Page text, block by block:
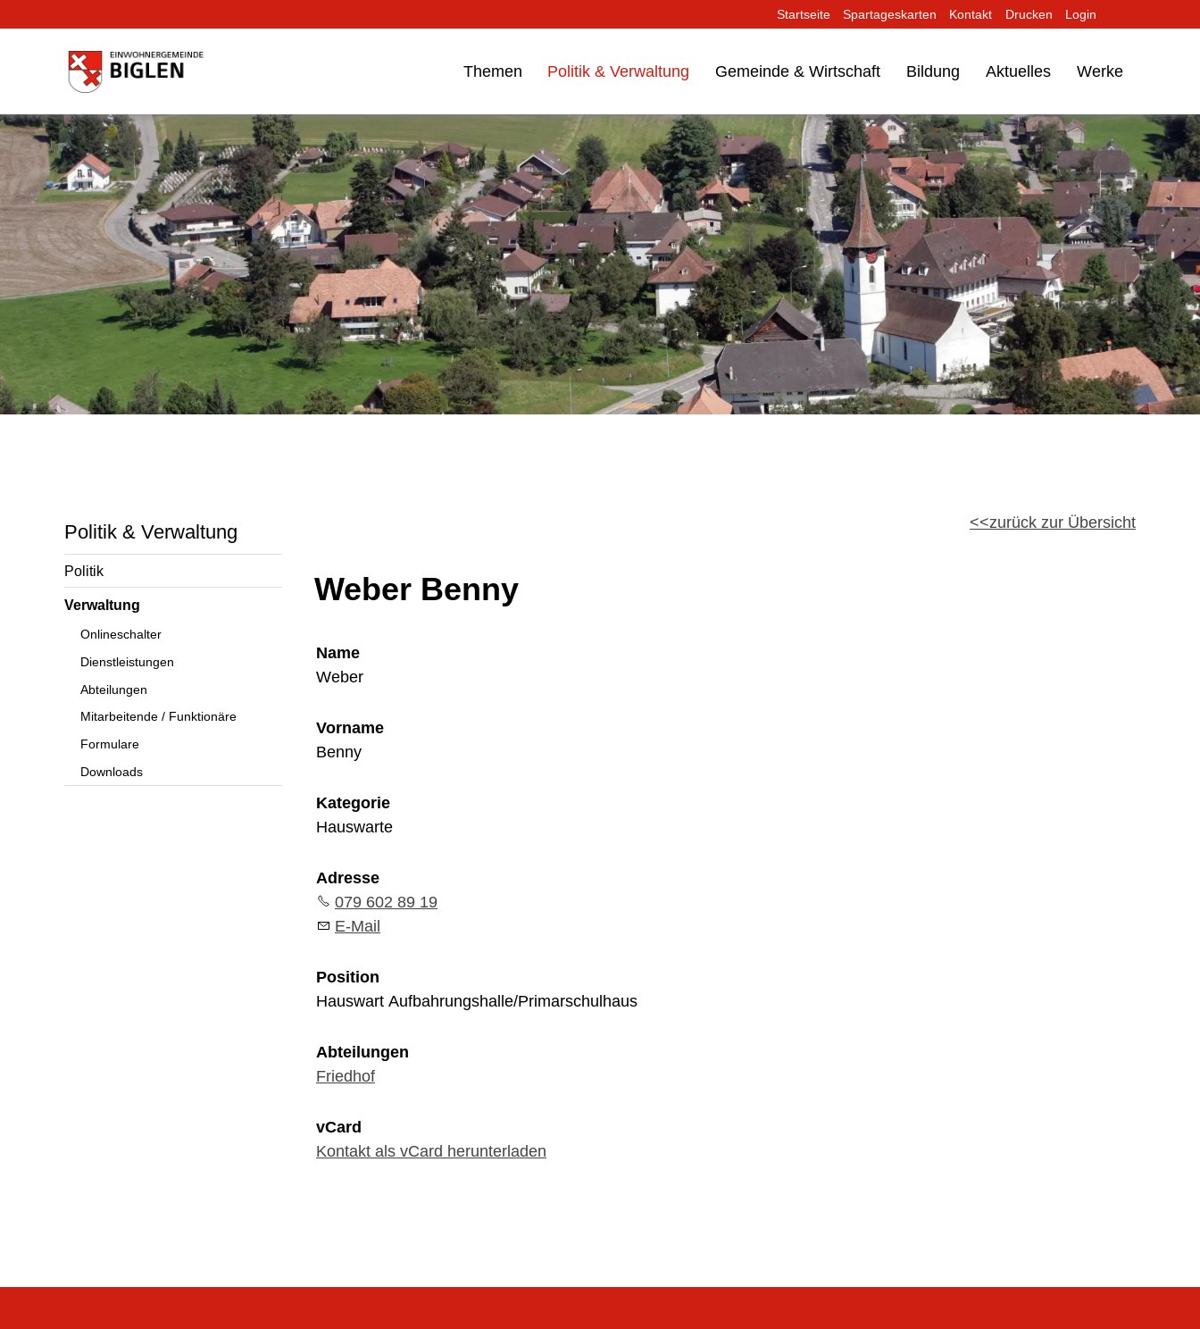
Startseite Spartageskarten Kontakt Drucken Login
Themen Politik & Verwaltung Gemeinde & Wirtschaft Bildung Aktuelles Werke
Politik & Verwaltung
Politik
Verwaltung
Onlineschalter
Dienstleistungen
Abteilungen
Mitarbeitende / Funktionäre
Formulare
Downloads
zurück zur Übersicht
Weber Benny
Name
Weber
Vorname
Benny
Kategorie
Hauswarte
Adresse
079 602 89 19
E-Mail
Position
Hauswart Aufbahrungshalle/Primarschulhaus
Abteilungen
Friedhof
vCard
Kontakt als vCard herunterladen